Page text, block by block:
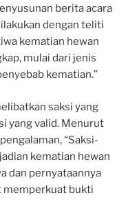
berita acara
dengan teliti
kematian hewan
mulai dari jenis
kematian.”
saksi yang
yang valid. Menurut
“Saksi-
kematian hewan
dan pernyataannya
memperkuat bukti